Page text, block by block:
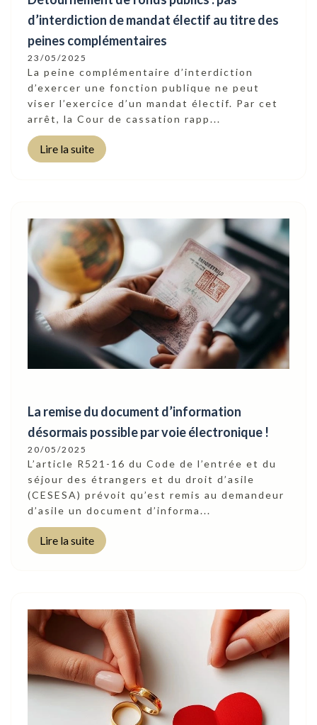
d’interdiction de mandat électif au titre des
peines complémentaires
23/05/2025
La peine complémentaire d’interdiction
d’exercer une fonction publique ne peut
viser l’exercice d’un mandat électif. Par cet
arrêt, la Cour de cassation rapp...
Lire la suite
La remise du document d’information
désormais possible par voie électronique !
20/05/2025
L’article R521-16 du Code de l’entrée et du
séjour des étrangers et du droit d’asile
(CESESA) prévoit qu’est remis au demandeur
d’asile un document d’informa...
Lire la suite